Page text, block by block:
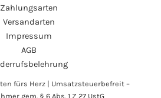
Zahlungsarten
Versandarten
Impressum
AGB
fürs Herz | Umsatzsteuerbefreit –
gem. § 6 Abs. 1 Z 27 UstG